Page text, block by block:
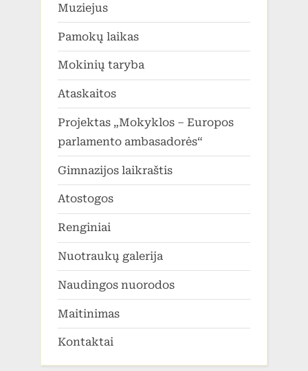
Muziejus
Pamokų laikas
Mokinių taryba
Ataskaitos
Projektas „Mokyklos – Europos
parlamento ambasadorės“
Gimnazijos laikraštis
Atostogos
Renginiai
Nuotraukų galerija
Naudingos nuorodos
Maitinimas
Kontaktai